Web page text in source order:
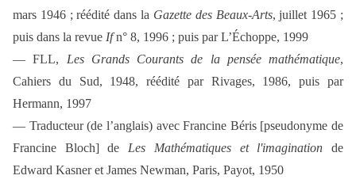
mars 1946 ; réédité dans la Gazette des Beaux-Arts, juillet 1965 ;
puis dans la revue Ifn° 8, 1996 ; puis par L’Échoppe, 1999
— FLL, Les Grands Courants de la pensée mathématique,
Cahiers du Sud, 1948, réédité par Rivages, 1986, puis par
Hermann, 1997
— Traducteur (de l’anglais) avec Francine Béris [pseudonyme de
Francine Bloch] de Les Mathématiques et l'imagination de
Edward Kasner et James Newman, Paris, Payot, 1950